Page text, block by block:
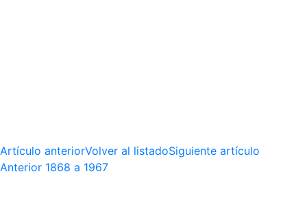
Artículo anteriorVolver al listadoSiguiente artículo
Anterior 1868 a 1967